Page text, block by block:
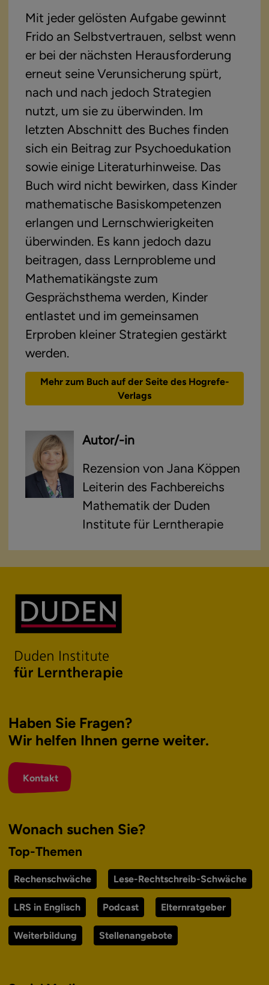
Mit jeder gelösten Aufgabe gewinnt
Frido an Selbstvertrauen, selbst wenn
er bei der nächsten Herausforderung
erneut seine Verunsicherung spürt,
nach und nach jedoch Strategien
nutzt, um sie zu überwinden. Im
letzten Abschnitt des Buches finden
sich ein Beitrag zur Psychoedukation
sowie einige Literaturhinweise. Das
Buch wird nicht bewirken, dass Kinder
mathematische Basiskompetenzen
erlangen und Lernschwierigkeiten
überwinden. Es kann jedoch dazu
beitragen, dass Lernprobleme und
Mathematikängste zum
Gesprächsthema werden, Kinder
entlastet und im gemeinsamen
Erproben kleiner Strategien gestärkt
werden.
Mehr zum Buch auf der Seite des Hogrefe-
Verlags
Autor/-in
Rezension von Jana Köppen
Leiterin des Fachbereichs
Mathematik der Duden
Institute für Lerntherapie
Haben Sie Fragen?
Wir helfen Ihnen gerne weiter.
Kontakt
Wonach suchen Sie?
Top-Themen
Rechenschwäche Lese-Rechtschreib-Schwäche
LRS in Englisch Podcast Elternratgeber
Weiterbildung Stellenangebote